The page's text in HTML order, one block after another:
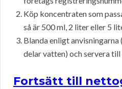
Köp koncentraten som
så är 500 ml, 2 liter eller 5
Blanda enligt
delar vatten) och servera
Fortsätt till